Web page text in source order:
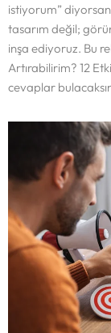
istiyorum”
tasarım değil;
inşa ediyoruz. Bu
Artırabilirim? 12
cevaplar